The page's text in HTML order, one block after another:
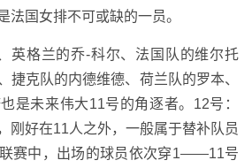
法国女排不可或缺的一员。
英格兰的乔-科尔、法国队的维尔托
捷克队的内德维德、荷兰队的罗本、
是未来伟大11号的角逐者。12号：
刚好在11人之外，一般属于替补队员
赛中，出场的球员依次穿1——11号